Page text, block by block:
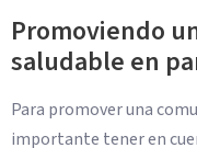
Promoviendo
saludable en
Para promover una
importante tener en